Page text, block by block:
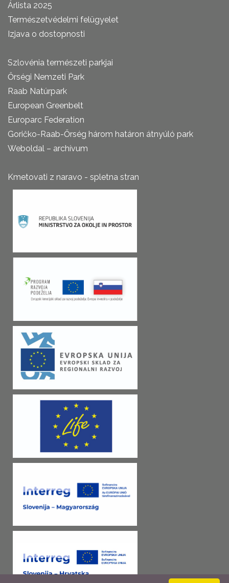
Árlista 2025
Természetvédelmi felügyelet
Izjava o dostopnosti
Szlovénia természeti parkjai
Őrségi Nemzeti Park
Raab Natúrpark
European Greenbelt
Europarc Federation
Goričko-Raab-Őrség három határon átnyúló park
Weboldal – archívum
Kmetovati z naravo - spletna stran